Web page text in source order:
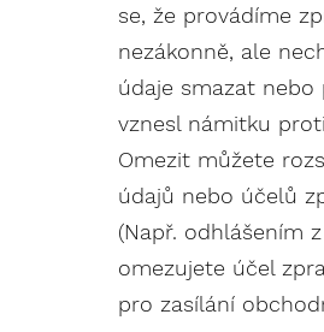
se, že provádíme
nezákonně, ale
údaje smazat nebo
vznesl námitku
Omezit můžete
údajů nebo účelů
(Např. odhlášením
omezujete účel
pro zasílání